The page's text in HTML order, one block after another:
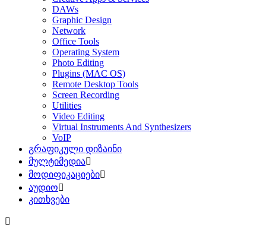
DAWs
Graphic Design
Network
Office Tools
Operating System
Photo Editing
Plugins (MAC OS)
Remote Desktop Tools
Screen Recording
Utilities
Video Editing
Virtual Instruments And Synthesizers
VoIP
გრაფიკული დიზაინი
მულტიმედია
მოდიფიკაციები
აუდიო
კითხვები